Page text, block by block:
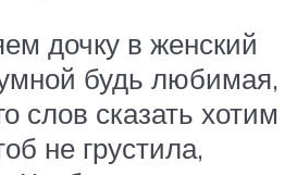
дочку в женский
будь любимая,
слов сказать хотим
не грустила,